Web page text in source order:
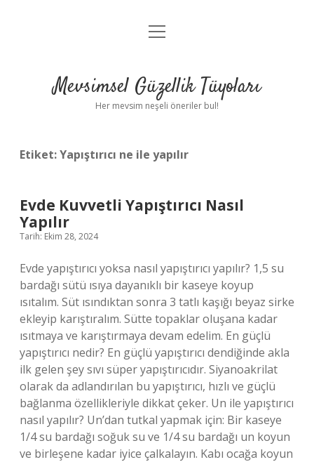
Anasayfa
Yasal Uyarı
menüyü
Mevsimsel Güzellik Tüyoları
Her mevsim neşeli öneriler bul!
Etiket:Yapıştırıcı ne ile yapılır
Evde Kuvvetli Yapıştırıcı Nasıl
Yapılır
Tarih: Ekim 28, 2024
Evde yapıştırıcı yoksa nasıl yapıştırıcı yapılır? 1,5 su
bardağı sütü ısıya dayanıklı bir kaseye koyup
ısıtalım. Süt ısındıktan sonra 3 tatlı kaşığı beyaz sirke
ekleyip karıştıralım. Sütte topaklar oluşana kadar
ısıtmaya ve karıştırmaya devam edelim. En güçlü
yapıştırıcı nedir? En güçlü yapıştırıcı dendiğinde akla
ilk gelen şey sıvı süper yapıştırıcıdır. Siyanoakrilat
olarak da adlandırılan bu yapıştırıcı, hızlı ve güçlü
bağlanma özellikleriyle dikkat çeker. Un ile yapıştırıcı
nasıl yapılır? Un’dan tutkal yapmak için: Bir kaseye
1/4 su bardağı soğuk su ve 1/4 su bardağı un koyun
ve birleşene kadar iyice çalkalayın. Kabı ocağa koyun